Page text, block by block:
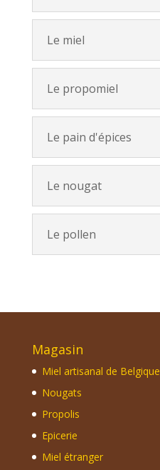
Le miel
Le propomiel
Le pain d'épices
Le nougat
Le pollen
Magasin
Miel artisanal de Belgique
Nougats
Propolis
Epicerie
Miel étranger